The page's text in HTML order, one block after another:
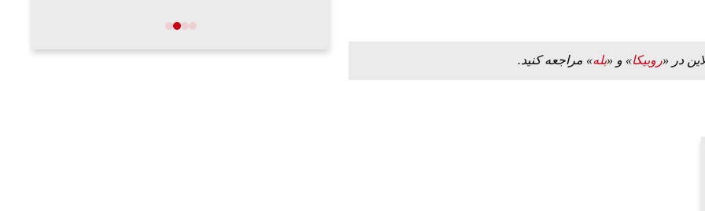
در «روبیکا» و «بله» مراجعه کنید.